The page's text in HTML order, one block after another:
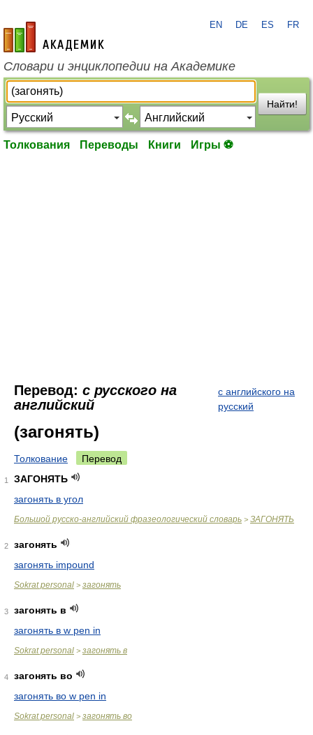
academic.ru
EN DE ES FR
Словари и энциклопедии на Академике
Найти!
Толкования Переводы Книги Игры ⚽
Перевод: с русского на
английский
с английского на
русский
(загонять)
Толкование Перевод
1
ЗАГОНЯТЬ
загонять в угол
Большой русско-английский фразеологический словарь > ЗАГОНЯТЬ
2
загонять
загонять impound
Sokrat personal > загонять
3
загонять в
загонять в w pen in
Sokrat personal > загонять в
4
загонять во
загонять во w pen in
Sokrat personal > загонять во